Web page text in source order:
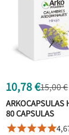
10,78 €15,00 €
ARKOCAPSULAS
80 CAPSULAS
